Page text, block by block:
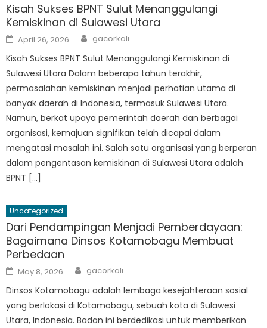
Kisah Sukses BPNT Sulut Menanggulangi
Kemiskinan di Sulawesi Utara
Posted
on
April 26, 2026 Author
gacorkali
Kisah Sukses BPNT Sulut Menanggulangi Kemiskinan di
Sulawesi Utara Dalam beberapa tahun terakhir,
permasalahan kemiskinan menjadi perhatian utama di
banyak daerah di Indonesia, termasuk Sulawesi Utara.
Namun, berkat upaya pemerintah daerah dan berbagai
organisasi, kemajuan signifikan telah dicapai dalam
mengatasi masalah ini. Salah satu organisasi yang berperan
dalam pengentasan kemiskinan di Sulawesi Utara adalah
BPNT […]
Uncategorized
Dari Pendampingan Menjadi Pemberdayaan:
Bagaimana Dinsos Kotamobagu Membuat
Perbedaan
Posted
on
May 8, 2026 Author
gacorkali
Dinsos Kotamobagu adalah lembaga kesejahteraan sosial
yang berlokasi di Kotamobagu, sebuah kota di Sulawesi
Utara, Indonesia. Badan ini berdedikasi untuk memberikan